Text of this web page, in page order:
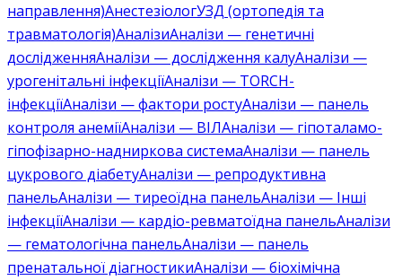
направлення)АнестезіологУЗД (ортопедія та
травматологія)АналізиАналізи — генетичні
дослідженняАналізи — дослідження калуАналізи —
урогенітальні інфекціїАналізи — TORCH-
інфекціїАналізи — фактори ростуАналізи — панель
контроля анеміїАналізи — ВІЛАналізи — гіпоталамо-
гіпофізарно-надниркова системаАналізи — панель
цукрового діабетуАналізи — репродуктивна
панельАналізи — тиреоїдна панельАналізи — Інші
інфекціїАналізи — кардіо-ревматоїдна панельАналізи
— гематологічна панельАналізи — панель
пренатальної діагностикиАналізи — біохімічна